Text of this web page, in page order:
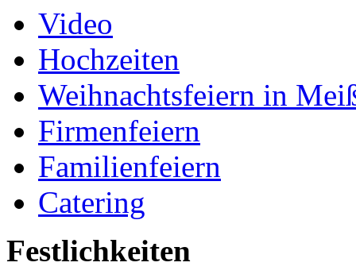
Video
Hochzeiten
Weihnachtsfeiern in
Firmenfeiern
Familienfeiern
Catering
Festlichkeiten